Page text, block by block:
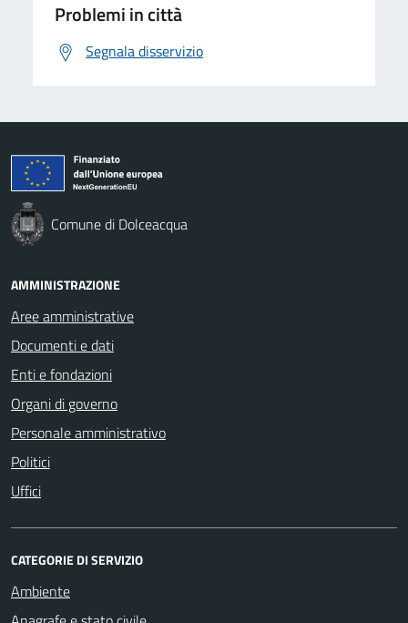
Problemi in città
Segnala disservizio
Comune di Dolceacqua
AMMINISTRAZIONE
Aree amministrative
Documenti e dati
Enti e fondazioni
Organi di governo
Personale amministrativo
Politici
Uffici
CATEGORIE DI SERVIZIO
Ambiente